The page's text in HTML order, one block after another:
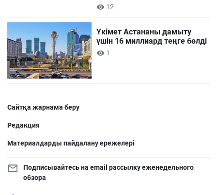
12
Үкімет Астананы дамыту
үшін 16 миллиард теңге бөлді
1
Сайтқа жарнама беру
Редакция
Материалдарды пайдалану ережелері
Подписывайтесь на email рассылку еженедельного
обзора